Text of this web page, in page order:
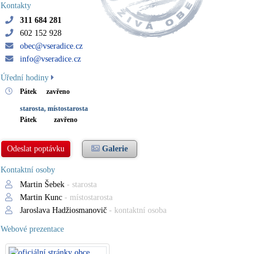
Kontakty
311 684 281
602 152 928
obec@vseradice.cz
info@vseradice.cz
Úřední hodiny
Pátek zavřeno
starosta, místostarosta
Pátek
zavřeno
Odeslat poptávku Galerie
Kontaktní osoby
Martin Šebek - starosta
Martin Kunc - místostarosta
Jaroslava Hadžiosmanovič - kontaktní osoba
Webové prezentace